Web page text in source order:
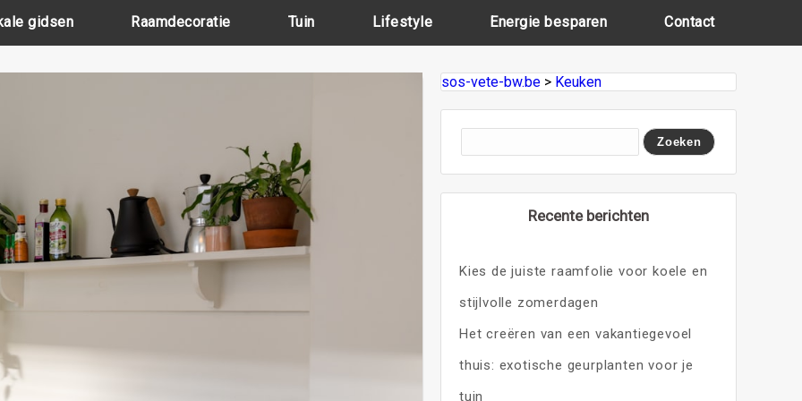
gidsen Raamdecoratie Tuin Lifestyle Energie besparen Contact
sos-vete-bw.be> Keuken
Recente berichten
Kies de juiste raamfolie voor koele en
stijlvolle zomerdagen
Het creëren van een vakantiegevoel
thuis: exotische geurplanten voor je
tuin